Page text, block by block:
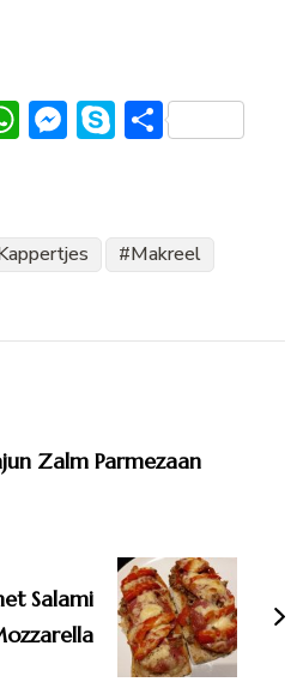
WhatsApp
Messenger
Skype
Delen
Makreel
Zalm Parmezaan
Salami